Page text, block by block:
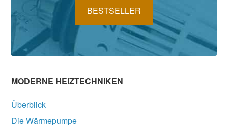
BESTSELLER
MODERNE HEIZTECHNIKEN
Überblick
Die Wärmepumpe